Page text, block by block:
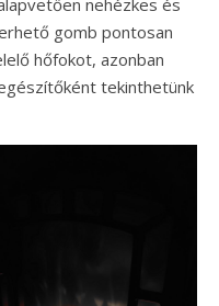
gomb pontosan
hőfokot, azonban
tekinthetünk